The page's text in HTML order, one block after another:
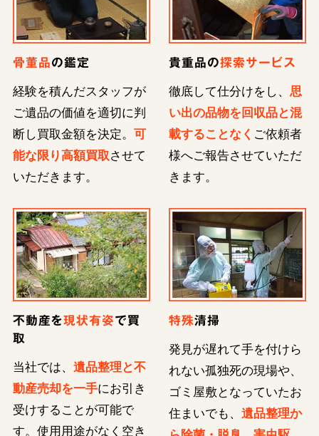
骨董品の鑑定
経験を積んだスタッフが
ご遺品の価値を適切に判
断し買取金額を決定。 可
能な限り高額買取させて
いただきます。
貴重品の探索サービス
徹底して仕分けをし、 思
い出の品物を回収品と混
載することなく ご依頼者
様へご報告させていただ
きます。
不動産を現状有姿で買
取
当社では、 遺品整理と不
動産売却を一手にお引き
受けすることが可能で
す。使用用途がなく空き
特殊清掃
発見が遅れて手を付けら
れない孤独死の現場や、
ゴミ屋敷となっていたお
住まいでも、 遺品整理か